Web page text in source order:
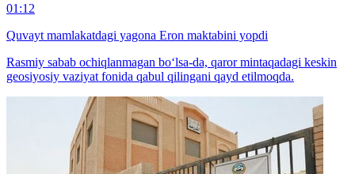
01:12
Quvayt mamlakatdagi yagona Eron maktabini yopdi
Rasmiy sabab ochiqlanmagan bo‘lsa-da, qaror mintaqadagi keskin
geosiyosiy vaziyat fonida qabul qilingani qayd etilmoqda.